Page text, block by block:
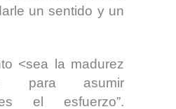
un sentido y un
<sea la madurez
para asumir
el esfuerzo”.